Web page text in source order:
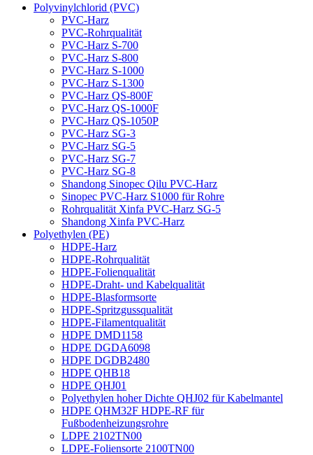
Polyvinylchlorid (PVC)
PVC-Harz
PVC-Rohrqualität
PVC-Harz S-700
PVC-Harz S-800
PVC-Harz S-1000
PVC-Harz S-1300
PVC-Harz QS-800F
PVC-Harz QS-1000F
PVC-Harz QS-1050P
PVC-Harz SG-3
PVC-Harz SG-5
PVC-Harz SG-7
PVC-Harz SG-8
Shandong Sinopec Qilu PVC-Harz
Sinopec PVC-Harz S1000 für Rohre
Rohrqualität Xinfa PVC-Harz SG-5
Shandong Xinfa PVC-Harz
Polyethylen (PE)
HDPE-Harz
HDPE-Rohrqualität
HDPE-Folienqualität
HDPE-Draht- und Kabelqualität
HDPE-Blasformsorte
HDPE-Spritzgussqualität
HDPE-Filamentqualität
HDPE DMD1158
HDPE DGDA6098
HDPE DGDB2480
HDPE QHB18
HDPE QHJ01
Polyethylen hoher Dichte QHJ02 für Kabelmantel
HDPE QHM32F HDPE-RF für
Fußbodenheizungsrohre
LDPE 2102TN00
LDPE-Foliensorte 2100TN00